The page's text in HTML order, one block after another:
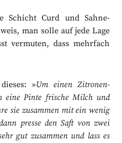
Schicht Curd und Sahne-
man solle auf jede Lage
vermuten, dass mehrfach
»Um einen Zitronen-
eine Pinte frische Milch und
sie zusammen mit ein wenig
presse den Saft von zwei
gut zusammen und lass es